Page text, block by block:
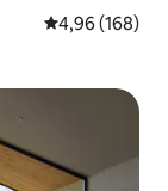
5 üzerinden
4,96 (168)